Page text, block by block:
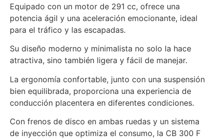
Equipado con un motor de 291 cc, ofrece una
potencia ágil y una aceleración emocionante, ideal
para el tráfico y las escapadas.
Su diseño moderno y minimalista no solo la hace
atractiva, sino también ligera y fácil de manejar.
La ergonomía confortable, junto con una suspensión
bien equilibrada, proporciona una experiencia de
conducción placentera en diferentes condiciones.
Con frenos de disco en ambas ruedas y un sistema
de inyección que optimiza el consumo, la CB 300 F